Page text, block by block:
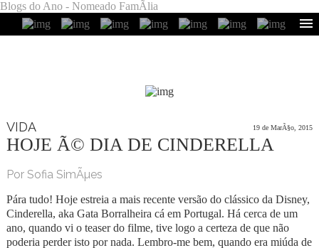
Blogs do Ano - Nomeado FamÃ­lia
VIDA 19 de MarÃ§o, 2015
HOJE Ã© DIA DE CINDERELLA
Por Sofia SimÃµes
Pára tudo! Hoje estreia a mais recente versão do clássico da Disney,
Cinderella, aka Gata Borralheira cá em Portugal. Há cerca de um
ano, quando vi o teaser do filme, tive logo a certeza de que não
poderia perder isto por nada. Lembro-me bem, quando era miúda de